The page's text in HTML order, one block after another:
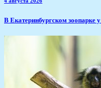
​В Екатеринбургском зоопарке